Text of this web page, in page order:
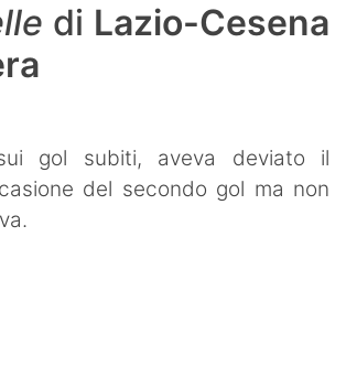
di Lazio-Cesena
gol subiti, aveva deviato il
del secondo gol ma non